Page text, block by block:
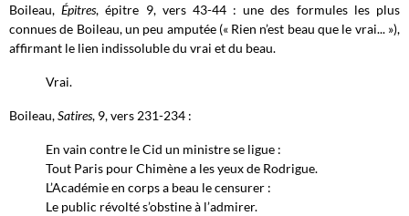
Boileau,Épitres, épitre 9, vers 43-44 : une des formules les plus
connues de Boileau, un peu amputée (« Rien n’est beau que le vrai... »),
affirmant le lien indissoluble du vrai et du beau.
Vrai.
Boileau,Satires, 9, vers 231-234 :
En vain contre le Cid un ministre se ligue :
Tout Paris pour Chimène a les yeux de Rodrigue.
L’Académie en corps a beau le censurer :
Le public révolté s’obstine à l’admirer.